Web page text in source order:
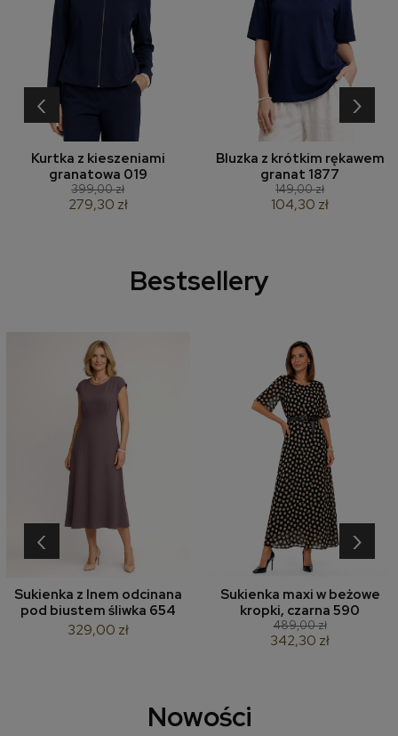
Kurtka z kieszeniami
granatowa 019
399,00 zł
279,30 zł
Bluzka z krótkim rękawem
granat 1877
149,00 zł
104,30 zł
‹ ›
Bestsellery
Sukienka z lnem odcinana
pod biustem śliwka 654
329,00 zł
Sukienka maxi w beżowe
kropki, czarna 590
489,00 zł
342,30 zł
‹ ›
Nowości